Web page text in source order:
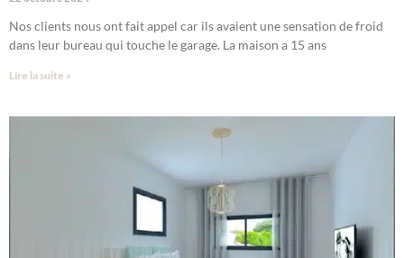
Nos clients nous ont fait appel car ils avaient une sensation de froid
dans leur bureau qui touche le garage. La maison a 15 ans
Lire la suite »